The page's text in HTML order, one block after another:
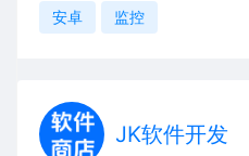
安卓 监控
JK软件开发